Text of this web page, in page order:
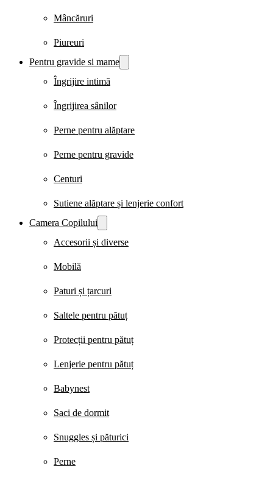
Mâncăruri
Piureuri
Pentru gravide si mame
Îngrijire intimă
Îngrijirea sânilor
Perne pentru alăptare
Perne pentru gravide
Centuri
Sutiene alăptare și lenjerie confort
Camera Copilului
Accesorii și diverse
Mobilă
Paturi și țarcuri
Saltele pentru pătuț
Protecții pentru pătuț
Lenjerie pentru pătuț
Babynest
Saci de dormit
Snuggles și păturici
Perne